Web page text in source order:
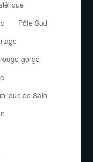
Pôle Sud
rouge-gorge
de Salo